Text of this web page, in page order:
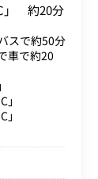
約20分
スで約50分
車で約20